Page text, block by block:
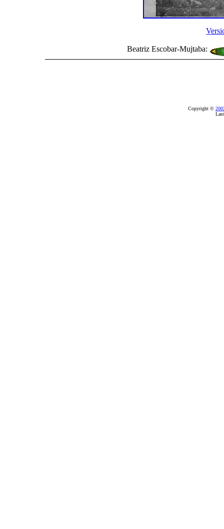
Beatriz Escobar-Mujtaba:
Copyright ©